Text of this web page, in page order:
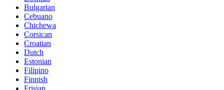
Bulgarian
Cebuano
Chichewa
Corsican
Croatian
Dutch
Estonian
Filipino
Finnish